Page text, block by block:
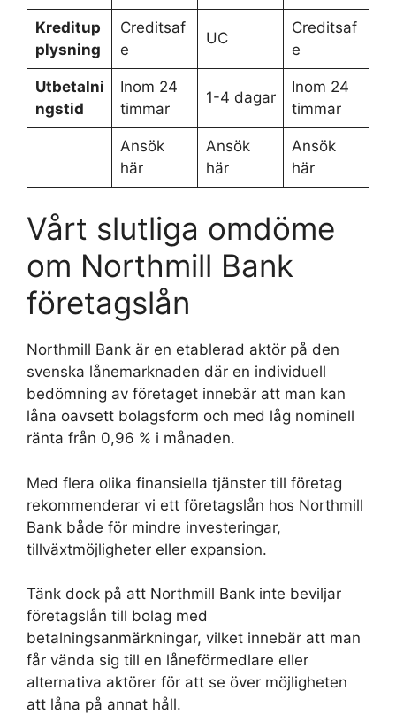
Kreditup
plysning
Creditsaf
e
UC
Creditsaf
e
Utbetalni
ngstid
Inom 24
timmar
1-4 dagar
Inom 24
timmar
Ansök
här
Ansök
här
Ansök
här
Vårt slutliga omdöme
om Northmill Bank
företagslån
Northmill Bank är en etablerad aktör på den
svenska lånemarknaden där en individuell
bedömning av företaget innebär att man kan
låna oavsett bolagsform och med låg nominell
ränta från 0,96 % i månaden.
Med flera olika finansiella tjänster till företag
rekommenderar vi ett företagslån hos Northmill
Bank både för mindre investeringar,
tillväxtmöjligheter eller expansion.
Tänk dock på att Northmill Bank inte beviljar
företagslån till bolag med
betalningsanmärkningar, vilket innebär att man
får vända sig till en låneförmedlare eller
alternativa aktörer för att se över möjligheten
att låna på annat håll.